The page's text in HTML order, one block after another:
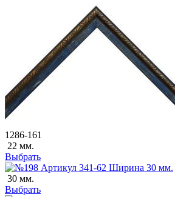
1286-161
22 мм.
Выбрать
30 мм.
Выбрать